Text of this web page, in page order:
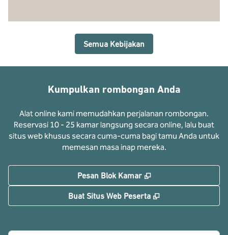
Semua Kebijakan
Kumpulkan rombongan Anda
Alat online kami memudahkan perjalanan rombongan.
Reservasi 10 - 25 kamar langsung secara online, lalu buat
situs web khusus secara cuma-cuma bagi tamu Anda untuk
memesan masa inap mereka.
Pesan Blok Kamar ,
Buat Situs Web Peserta ,